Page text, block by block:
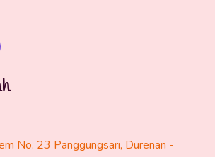
No. 23 Panggungsari, Durenan -